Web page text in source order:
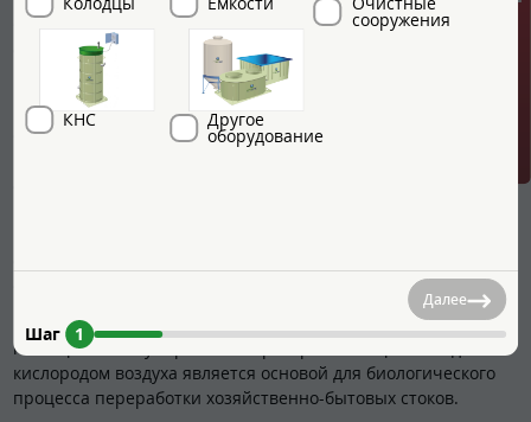
Станция ГРИНЛОС Аэро 5 Пр сконструирована таким
образом, что все камеры, в которых происходит аэрация,
разделение и осветление стоков объединены в одном
корпусе цилиндрической или овальной формы.
СБО ГРИНЛОС Аэро 5 Пр изготавливаются из вспененного
В первом отсеке (аэротенке) происходит аэрация стоков при
помощи мелкопузырчатого аэратора. Насыщение воды
кислородом воздуха является основой для биологического
процесса переработки хозяйственно-бытовых стоков.
сооружения
КНС Другое
оборудование
Шаг 1
Далее